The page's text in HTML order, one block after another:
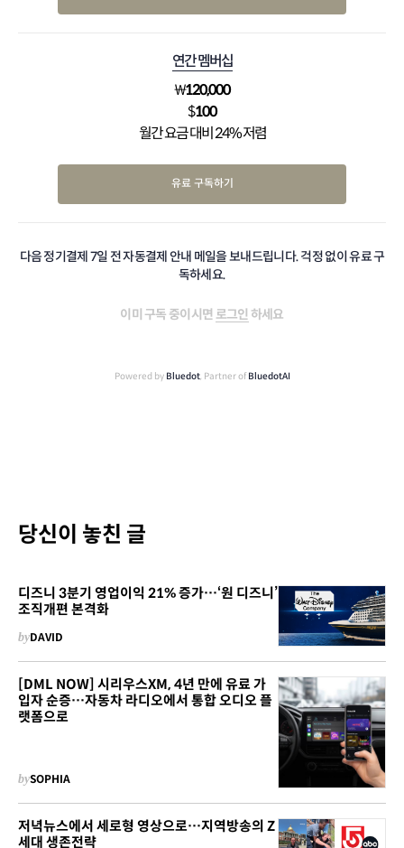
연간 멤버십
₩120,000
$100
월간 요금 대비 24% 저렴
유료 구독하기
다음 정기결제 7일 전 자동결제 안내 메일을 보내드립니다. 걱정 없이 유료 구
독하세요.
이미 구독 중이시면 로그인 하세요
Powered by Bluedot, Partner of BluedotAI
당신이 놓친 글
디즈니 3분기 영업이익 21% 증가…‘원 디즈니’
조직개편 본격화
byDAVID
[DML NOW] 시리우스XM, 4년 만에 유료 가
입자 순증…자동차 라디오에서 통합 오디오 플
랫폼으로
bySOPHIA
저녁뉴스에서 세로형 영상으로…지역방송의 Z
세대 생존전략